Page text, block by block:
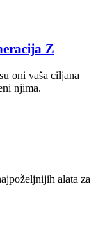
Z
oni vaša ciljana
njima.
alata za